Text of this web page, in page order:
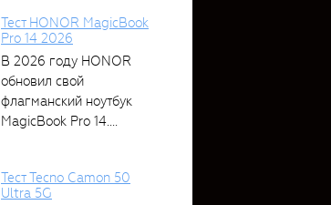
Тест HONOR MagicBook
Pro 14 2026
В 2026 году HONOR
обновил свой
флагманский ноутбук
MagicBook Pro 14....
Тест Tecno Camon 50
Ultra 5G